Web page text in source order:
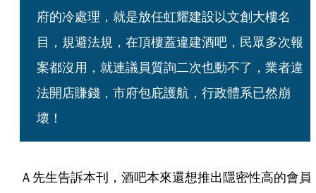
府的冷處理，就是放任虹耀建設以文創大樓名
目，規避法規，在頂樓蓋違建酒吧，民眾多次報
案都沒用，就連議員質詢二次也動不了，業者違
法開店賺錢，市府包庇護航，行政體系已然崩
壞！
Ａ先生告訴本刊，酒吧本來還想推出隱密性高的會員